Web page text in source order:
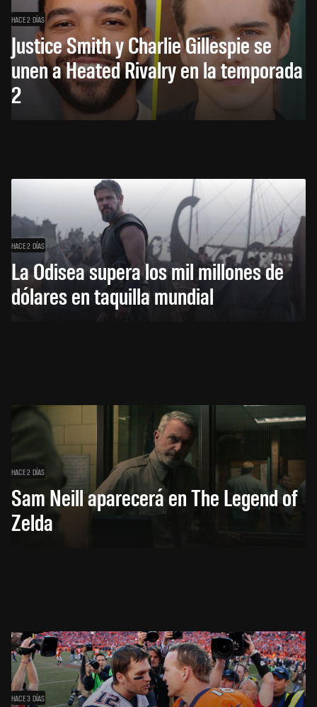
HACE 2 DÍAS
Justice Smith y Charlie Gillespie se
unen a Heated Rivalry en la temporada
2
HACE 2 DÍAS
La Odisea supera los mil millones de
dólares en taquilla mundial
HACE 2 DÍAS
Sam Neill aparecerá en The Legend of
Zelda
HACE 3 DÍAS